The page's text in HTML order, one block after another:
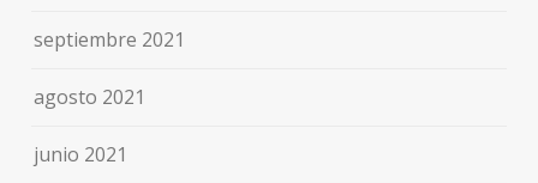
septiembre 2021
agosto 2021
junio 2021